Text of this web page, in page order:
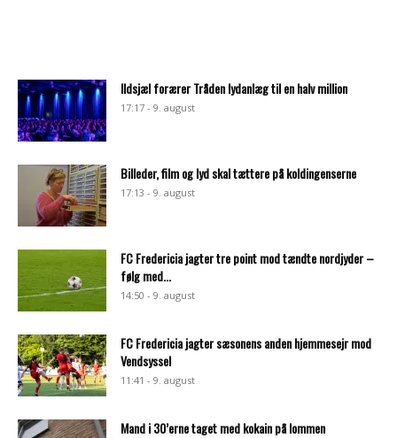
Ildsjæl forærer Tråden lydanlæg til en halv million
17:17 - 9. august
Billeder, film og lyd skal tættere på koldingenserne
17:13 - 9. august
FC Fredericia jagter tre point mod tændte nordjyder –
følg med...
14:50 - 9. august
FC Fredericia jagter sæsonens anden hjemmesejr mod
Vendsyssel
11:41 - 9. august
Mand i 30’erne taget med kokain på lommen